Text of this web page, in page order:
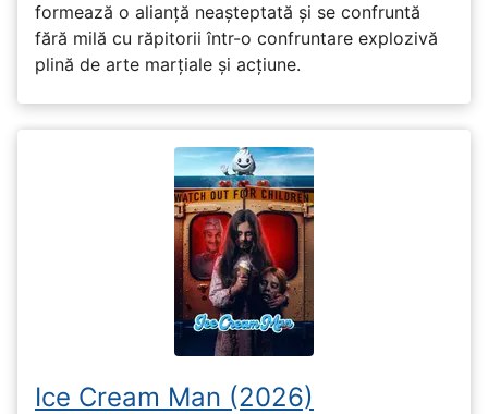
formează o alianță neașteptată și se confruntă
fără milă cu răpitorii într-o confruntare explozivă
plină de arte marțiale și acțiune.
Ice Cream Man (2026)